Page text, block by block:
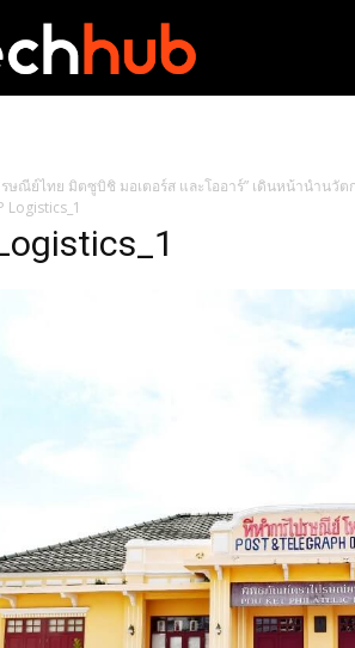
รษณีย์ไทย มิตซูบิชิ มอเตอร์ส และโออาร์” เดินหน้านำน
Logistics_1